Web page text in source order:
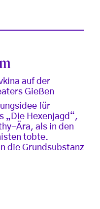
auf der
Gießen
für
„Die Hexenjagd“,
Ära, als in den
tobte.
die Grundsubstanz